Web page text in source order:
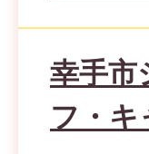
幸手市
フ・キ